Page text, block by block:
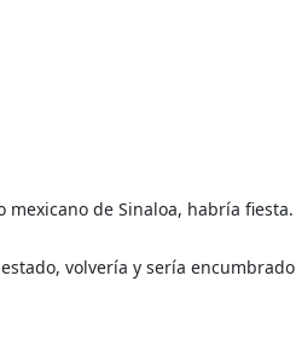
de Sinaloa, habría fiesta.
volvería y sería encumbrado